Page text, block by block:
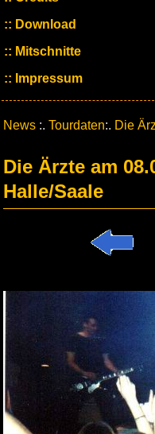
Download
Mitschnitte
Impressum
News :. Tourdaten:. Die
Die Ärzte am
Halle/Saale